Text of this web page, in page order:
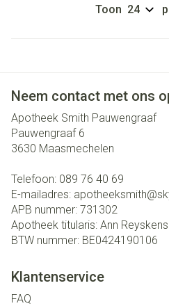
Toon
Neem contact met ons
Apotheek Smith Pauwengraaf
Pauwengraaf 6
3630 Maasmechelen
Telefoon: 089 76 40 69
E-mailadres: apotheeksmith@
APB nummer: 731302
Apotheek titularis: Ann Reyskens
BTW nummer: BE0424190106
Klantenservice
FAQ